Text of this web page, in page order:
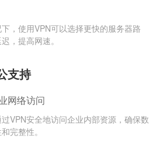
，使用VPN可以选择更快的服务器路
，提高网速。
支持
网络访问
VPN安全地访问企业内部资源，确保数
完整性。